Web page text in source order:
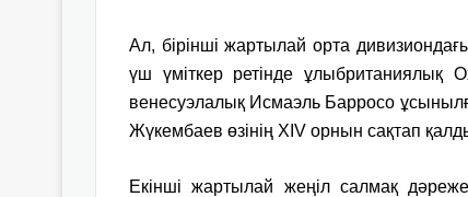
Ал, бірінші жартылай орта
үш үміткер ретінде
венесуэлалық Исмаэль Барросо
Жүкембаев өзінің XIV орнын сақтап
Екінші жартылай жеңіл салмақ